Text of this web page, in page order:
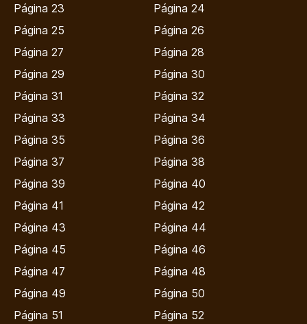
Página 23
Página 24
Página 25
Página 26
Página 27
Página 28
Página 29
Página 30
Página 31
Página 32
Página 33
Página 34
Página 35
Página 36
Página 37
Página 38
Página 39
Página 40
Página 41
Página 42
Página 43
Página 44
Página 45
Página 46
Página 47
Página 48
Página 49
Página 50
Página 51
Página 52